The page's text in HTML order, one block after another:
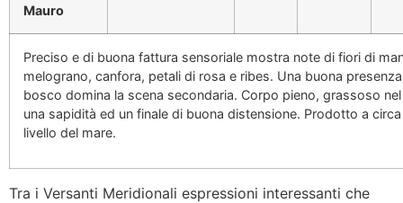
Mauro
Preciso e di buona fattura sensoriale mostra note di fiori di
melograno, canfora, petali di rosa e ribes. Una buona
bosco domina la scena secondaria. Corpo pieno, grassoso
una sapidità ed un finale di buona distensione. Prodotto a
livello del mare.
Tra i Versanti Meridionali espressioni interessanti che